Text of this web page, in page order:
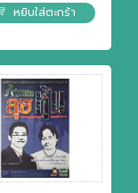
หยิบใส่ตะกร้า